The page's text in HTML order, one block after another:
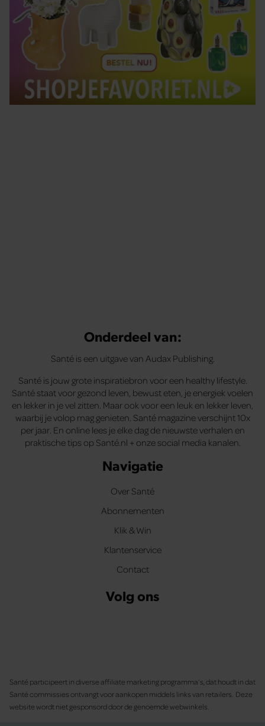
Onderdeel van:
Santé is een uitgave van Audax Publishing.
Santé is jouw grote inspiratiebron voor een healthy lifestyle.
Santé staat voor gezond leven, bewust eten, je energiek voelen
en lekker in je vel zitten. Maar ook voor een leuk en lekker leven,
waarbij je volop mag genieten. Santé magazine verschijnt 10x
per jaar. En online lees je elke dag de nieuwste verhalen en
praktische tips op Santé.nl + onze social media kanalen.
Navigatie
Over Santé
Abonnementen
Klik & Win
Klantenservice
Contact
Volg ons
Santé participeert in diverse affiliate marketing programma’s, dat houdt in dat
Santé commissies ontvangt voor aankopen middels links van retailers. Deze
website wordt niet gesponsord door de genoemde webwinkels.